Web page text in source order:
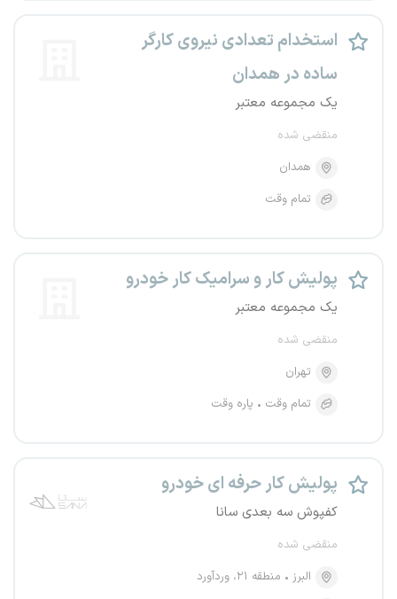
استخدام تعدادی نیروی کارگر
ساده در همدان
یک مجموعه معتبر
منقضی شده
همدان
تمام وقت
پولیش کار و سرامیک کار خودرو
یک مجموعه معتبر
منقضی شده
تهران
تمام وقت
پاره وقت
پولیش کار حرفه ای خودرو
کفپوش سه بعدی سانا
منقضی شده
البرز
منطقه ۲۱، وردآورد